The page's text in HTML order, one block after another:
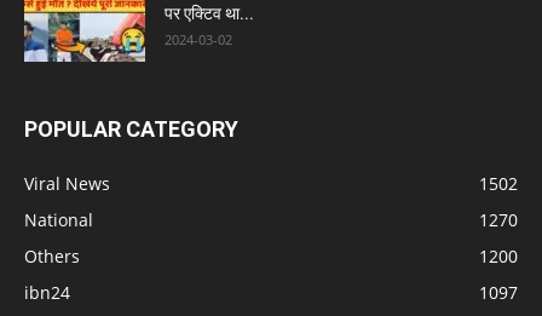
पर एक्टिव था...
2024-03-02
POPULAR CATEGORY
Viral News
1502
National
1270
Others
1200
ibn24
1097